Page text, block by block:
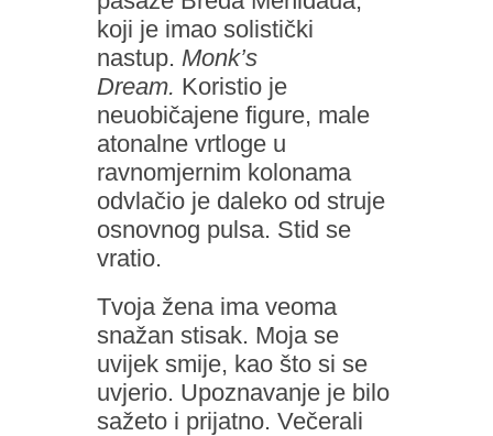
koji je imao solistički
nastup. Monk’s
Dream. Koristio je
neuobičajene figure, male
atonalne vrtloge u
ravnomjernim kolonama
odvlačio je daleko od struje
osnovnog pulsa. Stid se
vratio.
Tvoja žena ima veoma
snažan stisak. Moja se
uvijek smije, kao što si se
uvjerio. Upoznavanje je bilo
sažeto i prijatno. Večerali